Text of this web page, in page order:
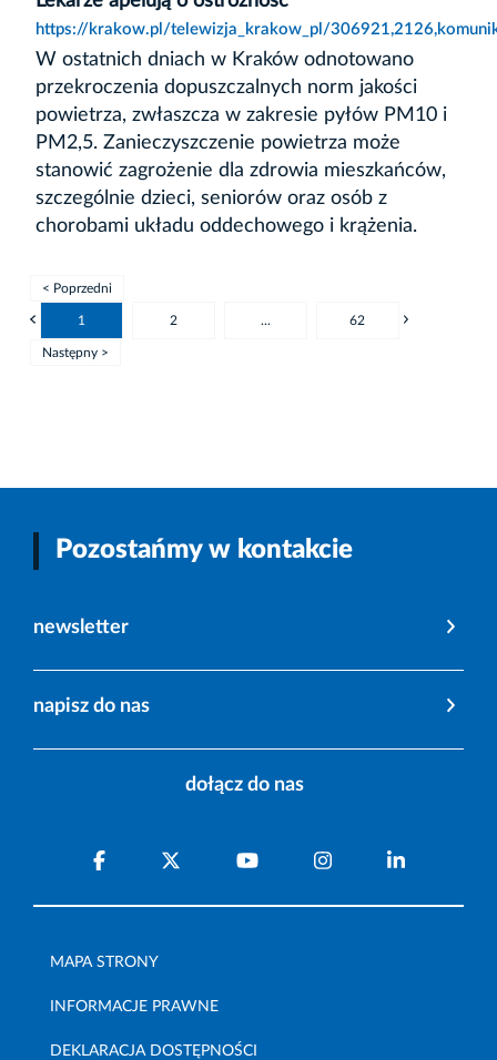
https://krakow.pl/telewizja_krakow_pl/
W ostatnich dniach w Kraków odnotowano
przekroczenia dopuszczalnych norm jakości
powietrza, zwłaszcza w zakresie pyłów PM10 i
PM2,5. Zanieczyszczenie powietrza może
stanowić zagrożenie dla zdrowia mieszkańców,
szczególnie dzieci, seniorów oraz osób z
chorobami układu oddechowego i krążenia.
< Poprzedni
1 2 ... 62
Następny >
Pozostańmy w kontakcie
newsletter
napisz do nas
dołącz do nas
MAPA STRONY
INFORMACJE PRAWNE
DEKLARACJA DOSTĘPNOŚCI